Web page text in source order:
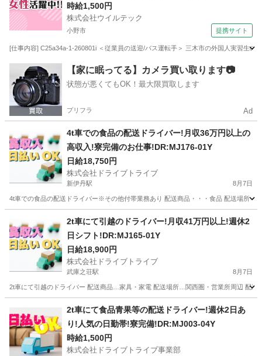
時給1,500円
株式会社ウイルテック
小野市 提携サイト
[仕事内容] C25a34a-1-260801i ＜従業員の送迎/バス運転手＞ 三木市の外国人実習生
小野市 ドライバー
【家に眠ってる】カメラ買い取ります📷
状態が悪くてもOK！最大限買取します
プリフラ Ad
4t車での食品の配送ドライバー!月収36万円以上の
高収入!寮完備のお仕事!DR:MJ176-01Y
日給18,750円
株式会社ドライブトライブ
新伊丹駅 8月7日
4t車での食品の配送ドライバー※その他付帯業務あり 配送商品・・・食品 配送場所・
新伊丹駅 ドライバー コンビニエンスストア
2t車にて引越のドライバー!月収41万円以上!週休2
日シフト!DR:MJ165-01Y
日給18,900円
株式会社ドライブトライブ
武庫之荘駅 8月7日
2t車にて引越のドライバー 配送商品…家具・家電 配送場所…関西圏・営業所周辺
武庫之荘駅 ドライバー 引越
2t車にて食品青果等の配送ドライバー!週休2日あ
り!人気の日勤帯!寮完備!DR:MJ003-04Y
時給1,500円
株式会社ドライブトライブ事業部